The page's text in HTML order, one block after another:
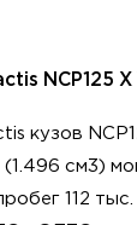
NCP125
кузов
(1.496 см3)
112